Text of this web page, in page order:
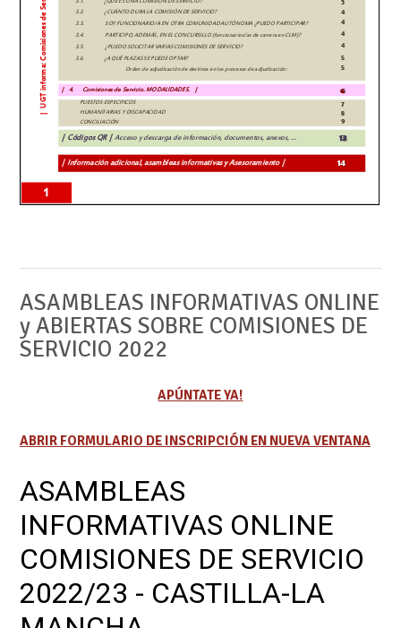
ASAMBLEAS INFORMATIVAS ONLINE
y ABIERTAS SOBRE COMISIONES DE
SERVICIO 2022
APÚNTATE YA!
ABRIR FORMULARIO DE INSCRIPCIÓN EN NUEVA VENTANA